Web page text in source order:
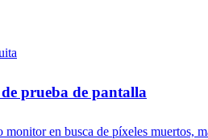
prueba de pantalla
monitor en busca de píxeles muertos,